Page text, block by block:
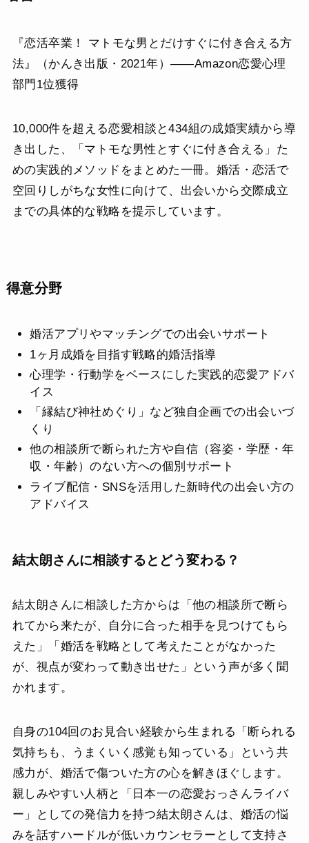
『恋活卒業！ マトモな男とだけすぐに付き合える方
法』（かんき出版・2021年）——Amazon恋愛心理
部門1位獲得
10,000件を超える恋愛相談と434組の成婚実績から導
き出した、「マトモな男性とすぐに付き合える」た
めの実践的メソッドをまとめた一冊。婚活・恋活で
空回りしがちな女性に向けて、出会いから交際成立
までの具体的な戦略を提示しています。
得意分野
婚活アプリやマッチングでの出会いサポート
1ヶ月成婚を目指す戦略的婚活指導
心理学・行動学をベースにした実践的恋愛アドバ
イス
「縁結び神社めぐり」など独自企画での出会いづ
くり
他の相談所で断られた方や自信（容姿・学歴・年
収・年齢）のない方への個別サポート
ライブ配信・SNSを活用した新時代の出会い方の
アドバイス
結太朗さんに相談するとどう変わる？
結太朗さんに相談した方からは「他の相談所で断ら
れてから来たが、自分に合った相手を見つけてもら
えた」「婚活を戦略として考えたことがなかった
が、視点が変わって動き出せた」という声が多く聞
かれます。
自身の104回のお見合い経験から生まれる「断られる
気持ちも、うまくいく感覚も知っている」という共
感力が、婚活で傷ついた方の心を解きほぐします。
親しみやすい人柄と「日本一の恋愛おっさんライバ
ー」としての発信力を持つ結太朗さんは、婚活の悩
みを話すハードルが低いカウンセラーとして支持さ